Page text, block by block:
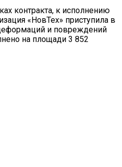
контракта, к исполнению
«НовТех» приступила в
и повреждений
на площади 3 852